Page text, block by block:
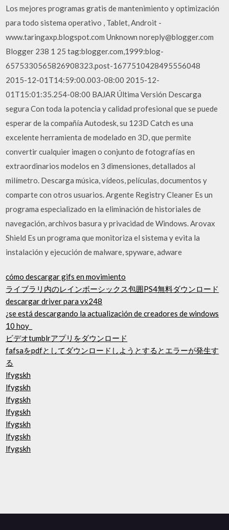
Los mejores programas gratis de mantenimiento y optimización
para todo sistema operativo , Tablet, Androit -
www.taringaxp.blogspot.com Unknown noreply@blogger.com
Blogger 238 1 25 tag:blogger.com,1999:blog-
6575330565826908323.post-1677510428495556048
2015-12-01T14:59:00.003-08:00 2015-12-
01T15:01:35.254-08:00 BAJAR Última Versión Descarga
segura Con toda la potencia y calidad profesional que se puede
esperar de la compañía Autodesk, su 123D Catch es una
excelente herramienta de modelado en 3D, que permite
convertir cualquier imagen o conjunto de fotografías en
extraordinarios modelos en 3 dimensiones, detallados al
milímetro. Descarga música, vídeos, películas, documentos y
comparte con otros usuarios. Argente Registry Cleaner Es un
programa especializado en la eliminación de historiales de
navegación, archivos basura y privacidad de Windows. Arovax
Shield Es un programa que monitoriza el sistema y evita la
instalación y ejecución de malware, spyware, adware
cómo descargar gifs en movimiento
ライブラリ内のレインボーシックス包囲PS4無料ダウンロード
descargar driver para vx248
¿se está descargando la actualización de creadores de windows
10 hoy_
ビデオtumblrアプリをダウンロード
fafsaをpdfとしてダウンロードしようとするとエラーが発生す
る
lfygskh
lfygskh
lfygskh
lfygskh
lfygskh
lfygskh
lfygskh